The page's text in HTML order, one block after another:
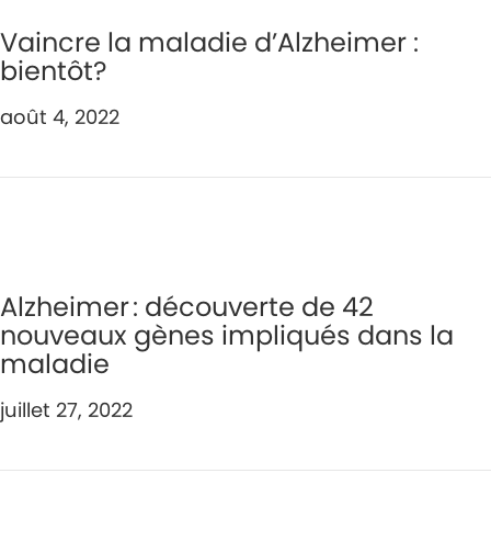
Vaincre la maladie d’Alzheimer :
bientôt?
août 4, 2022
Alzheimer : découverte de 42
nouveaux gènes impliqués dans la
maladie
juillet 27, 2022